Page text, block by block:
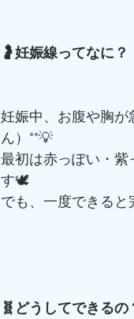
🤰妊娠線ってなに？
妊娠中、お腹や胸
ん）**💡
最初は赤っぽい・
す🕊️
でも、一度できる
🧬どうしてできるの